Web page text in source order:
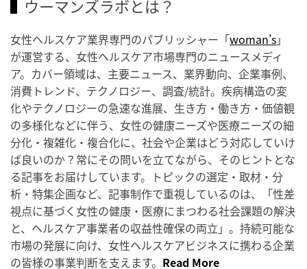
ウーマンズラボとは？
女性ヘルスケア業界専門のパブリッシャー「woman’s」
が運営する、女性ヘルスケア市場専門のニュースメディ
ア。カバー領域は、主要ニュース、業界動向、企業事例、
消費トレンド、テクノロジー、調査/統計。疾病構造の変
化やテクノロジーの急速な進展、生き方・働き方・価値観
の多様化などに伴う、女性の健康ニーズや医療ニーズの細
分化・複雑化・複合化に、社会や企業はどう対応していけ
ば良いのか？常にその問いを立てながら、そのヒントとな
る記事をお届けしています。トピックの選定・取材・分
析・特集企画など、記事制作で重視しているのは、「性差
視点に基づく女性の健康・医療にまつわる社会課題の解決
と、ヘルスケア事業者の収益性確保の両立」。持続可能な
市場の発展に向け、女性ヘルスケアビジネスに携わる企業
の皆様の事業判断を支えます。 Read More